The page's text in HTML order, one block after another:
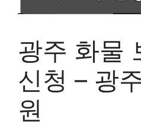
광주 화물
신청 – 광
원